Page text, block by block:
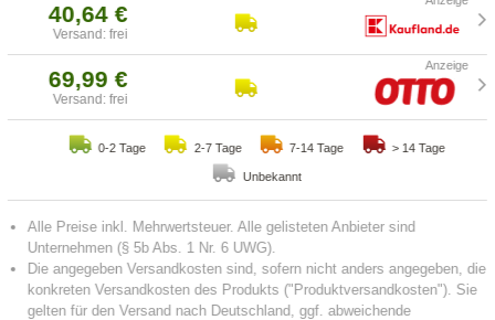
40,64 €
Versand: frei
69,99 €
Versand: frei
0-2 Tage 2-7 Tage 7-14 Tage > 14 Tage
Unbekannt